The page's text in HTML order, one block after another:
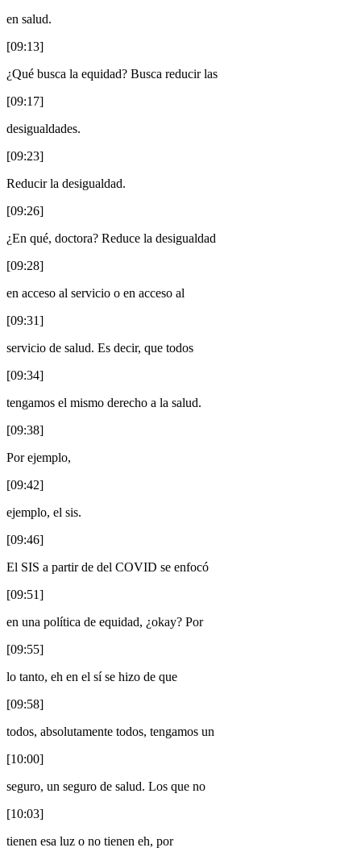
en salud.
[09:13]
¿Qué busca la equidad? Busca reducir las
[09:17]
desigualdades.
[09:23]
Reducir la desigualdad.
[09:26]
¿En qué, doctora? Reduce la desigualdad
[09:28]
en acceso al servicio o en acceso al
[09:31]
servicio de salud. Es decir, que todos
[09:34]
tengamos el mismo derecho a la salud.
[09:38]
Por ejemplo,
[09:42]
ejemplo, el sis.
[09:46]
El SIS a partir de del COVID se enfocó
[09:51]
en una política de equidad, ¿okay? Por
[09:55]
lo tanto, eh en el sí se hizo de que
[09:58]
todos, absolutamente todos, tengamos un
[10:00]
seguro, un seguro de salud. Los que no
[10:03]
tienen esa luz o no tienen eh, por